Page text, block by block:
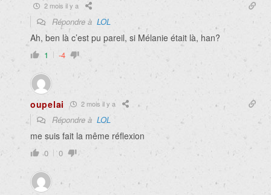
2 mois il y a
Répondre à LOL
Ah, ben là c’est pu pareil, si Mélanie était là, han?
1 -4
oupelai 2 mois il y a
Répondre à LOL
me suis fait la même réflexion
0 0